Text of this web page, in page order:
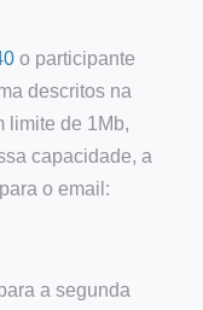
o participante
descritos na
limite de 1Mb,
capacidade, a
o email:
a segunda